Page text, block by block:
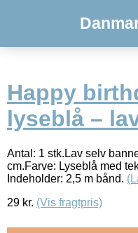
Happy
lyseblå –
Antal: 1 stk.Lav selv
cm.Farve: Lyseblå med
Indeholder: 2,5 m bånd.
29 kr. (Vis fragtpris)